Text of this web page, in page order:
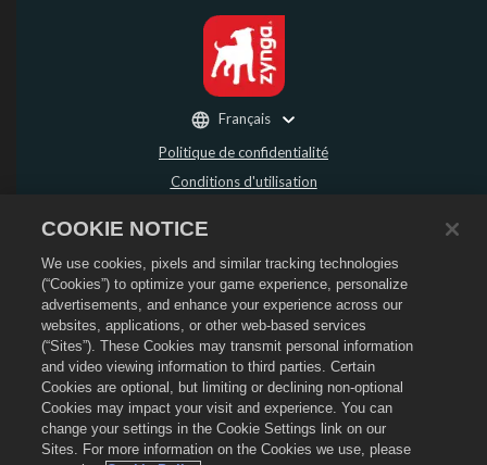
Politique de confidentialité
Conditions d'utilisation
Politique de remboursement
Politique de cookies
Assistance de la boutique
Assistance du jeu
Paramètres des cookies
2026Social Point S.L. Dragon City et le logo Dragon City sont des marques
déposées de Social Point S.L. Tous droits réservés. La boutique Dragon City est
opérée par Zynga, Inc. Les offres sont uniquement valides dans le jeu Dragon
City. La disponibilité et le prix des offres varient en fonction des régions.
Français
COOKIE NOTICE
We use cookies, pixels and similar tracking technologies
(“Cookies”) to optimize your game experience, personalize
advertisements, and enhance your experience across our
websites, applications, or other web-based services
(“Sites”). These Cookies may transmit personal information
and video viewing information to third parties. Certain
Cookies are optional, but limiting or declining non-optional
Cookies may impact your visit and experience. You can
change your settings in the Cookie Settings link on our
Sites. For more information on the Cookies we use, please